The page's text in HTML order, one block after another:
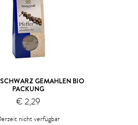
SCHWARZ GEMAHLEN BIO
PACKUNG
€ 2,29
nicht verfügbar